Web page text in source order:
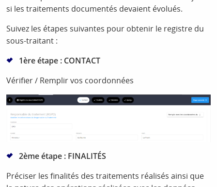
si les traitements documentés devaient évolués.
Suivez les étapes suivantes pour obtenir le registre du
sous-traitant :
1ère étape : CONTACT
Vérifier / Remplir vos coordonnées
2ème étape : FINALITÉS
Préciser les finalités des traitements réalisés ainsi que